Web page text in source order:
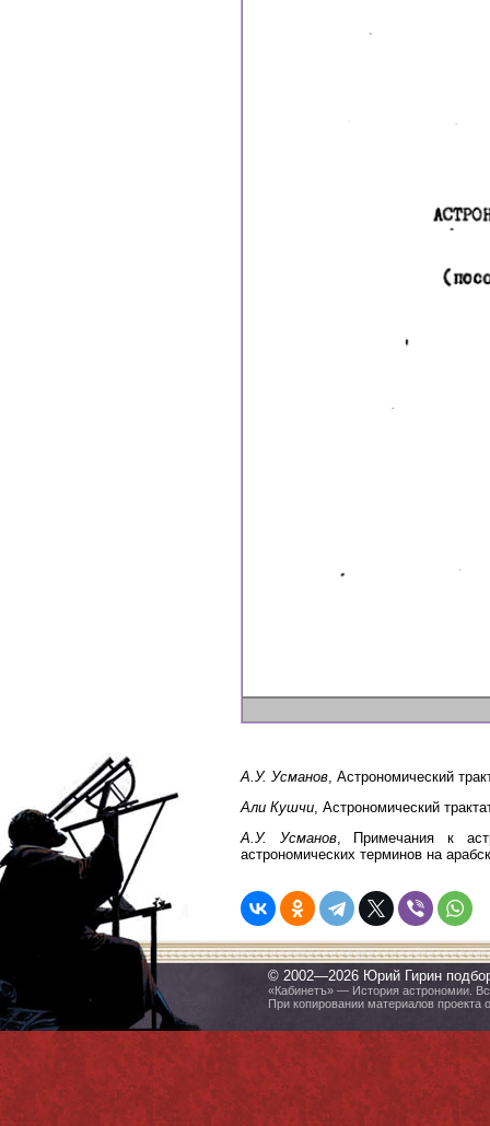
А.У. Усманов, Астрономический
Али Кушчи, Астрономический
А.У. Усманов, Примечания к
астрономических терминов на
© 2002—2026 Юрий Гирин
«Кабинетъ» — История астрономии.
При копировании материалов проекта